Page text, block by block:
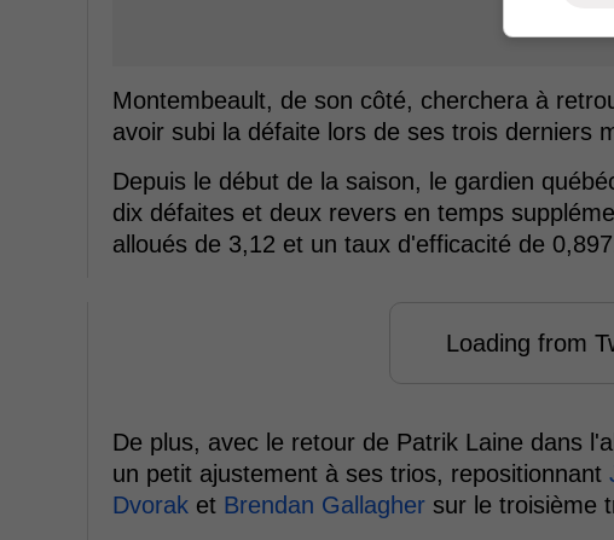
Montembeault, de son côté, cherchera à
avoir subi la défaite lors de ses trois derniers
Depuis le début de la saison, le gardien
dix défaites et deux revers en temps
alloués de 3,12 et un taux d'efficacité de
Loading from
De plus, avec le retour de Patrik Laine dans
un petit ajustement à ses trios, repositionnant
Dvorak et Brendan Gallagher sur le troisième